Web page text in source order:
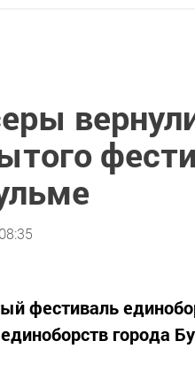
фестиваль
города